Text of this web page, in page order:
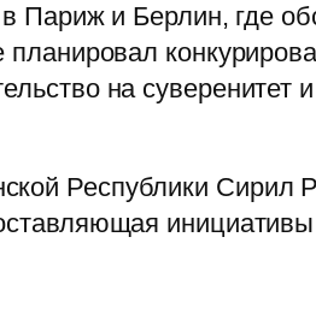
Париж и Берлин, где
на суверенитет
Республики Сирил